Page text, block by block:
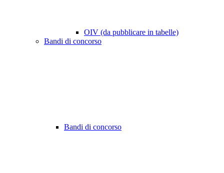
OIV (da pubblicare in tabelle)
Bandi di concorso
Bandi di concorso